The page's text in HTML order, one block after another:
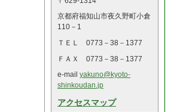
京都府福知山市夜久野町小倉
110－1
ＴＥＬ 0773－38－1377
ＦＡＸ 0773－38－1377
e-mail yakuno@kyoto-
shinkoudan.jp
アクセスマップ